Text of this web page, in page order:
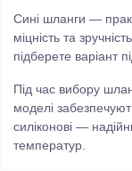
Сині шланги —
міцність та
підберете варіант
Під час вибору
моделі
силіконові —
температур.